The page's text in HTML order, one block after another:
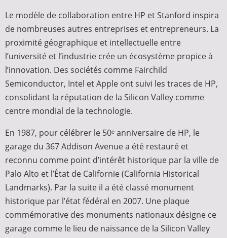
Le modèle de collaboration entre HP et Stanford inspira
de nombreuses autres entreprises et entrepreneurs. La
proximité géographique et intellectuelle entre
l’université et l’industrie crée un écosystème propice à
l’innovation. Des sociétés comme Fairchild
Semiconductor, Intel et Apple ont suivi les traces de HP,
consolidant la réputation de la Silicon Valley comme
centre mondial de la technologie.
En 1987, pour célébrer le 50ᵉ anniversaire de HP, le
garage du 367 Addison Avenue a été restauré et
reconnu comme point d’intérêt historique par la ville de
Palo Alto et l’État de Californie (California Historical
Landmarks). Par la suite il a été classé monument
historique par l’état fédéral en 2007. Une plaque
commémorative des monuments nationaux désigne ce
garage comme le lieu de naissance de la Silicon Valley